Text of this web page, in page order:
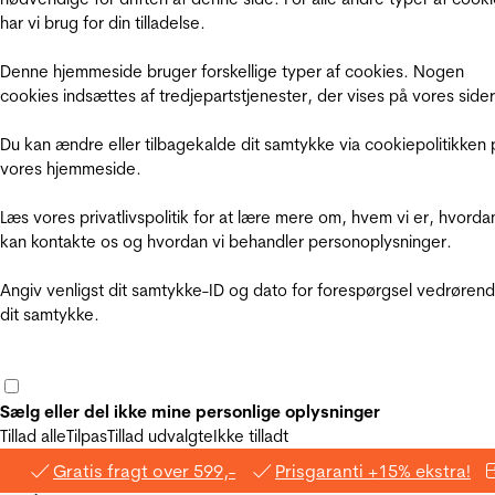
har vi brug for din tilladelse.
Denne hjemmeside bruger forskellige typer af cookies. Nogen
cookies indsættes af tredjepartstjenester, der vises på vores
Du kan ændre eller tilbagekalde dit samtykke via cookiepolitikken
vores hjemmeside.
Læs vores privatlivspolitik for at lære mere om, hvem vi er,
kan kontakte os og hvordan vi behandler personoplysninger.
Angiv venligst dit samtykke-ID og dato for forespørgsel
dit samtykke.
Sælg eller del ikke mine personlige oplysninger
Tillad alleTilpasTillad udvalgteIkke tilladt
Gratis fragt over 599,- Prisgaranti +15% ekstra!